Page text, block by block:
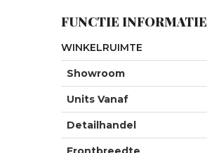
FUNCTIE INFORMATIE
WINKELRUIMTE
Showroom
Units Vanaf
Detailhandel